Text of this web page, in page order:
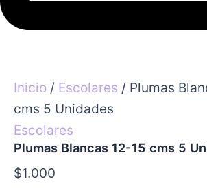
Inicio / Escolares / Plumas
cms 5 Unidades
Escolares
Plumas Blancas 12-15 cms 5
$1.000